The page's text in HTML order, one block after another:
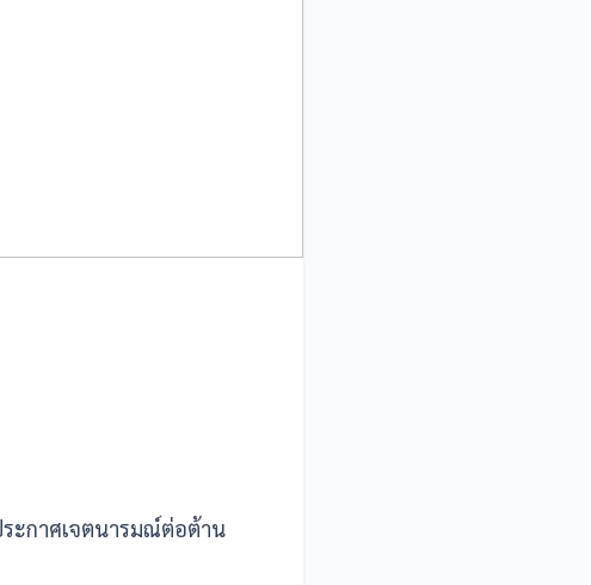
ะกาศเจตนารมณ์ต่อต้าน